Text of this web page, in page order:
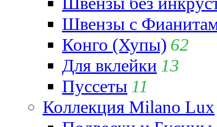
Швензы с
Конго (Хупы) 62
Для вклейки 13
Пуссеты 11
Коллекция Milano Lux